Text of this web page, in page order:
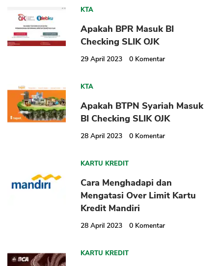
KTA
Apakah BPR Masuk BI
Checking SLIK OJK
29 April 2023 0 Komentar
KTA
Apakah BTPN Syariah Masuk
BI Checking SLIK OJK
28 April 2023 0 Komentar
KARTU KREDIT
Cara Menghadapi dan
Mengatasi Over Limit Kartu
Kredit Mandiri
28 April 2023 0 Komentar
KARTU KREDIT
CANCEL